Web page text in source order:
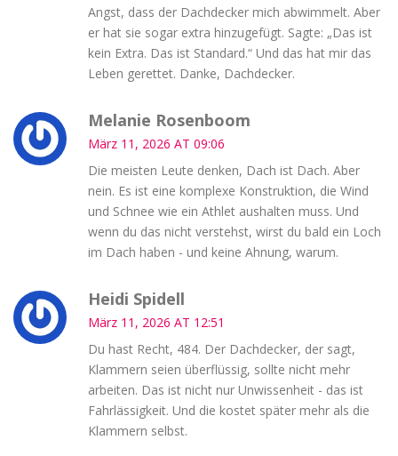
Angst, dass der Dachdecker mich abwimmelt. Aber
er hat sie sogar extra hinzugefügt. Sagte: „Das ist
kein Extra. Das ist Standard.“ Und das hat mir das
Leben gerettet. Danke, Dachdecker.
Melanie Rosenboom
März 11, 2026 AT 09:06
Die meisten Leute denken, Dach ist Dach. Aber
nein. Es ist eine komplexe Konstruktion, die Wind
und Schnee wie ein Athlet aushalten muss. Und
wenn du das nicht verstehst, wirst du bald ein Loch
im Dach haben - und keine Ahnung, warum.
Heidi Spidell
März 11, 2026 AT 12:51
Du hast Recht, 484. Der Dachdecker, der sagt,
Klammern seien überflüssig, sollte nicht mehr
arbeiten. Das ist nicht nur Unwissenheit - das ist
Fahrlässigkeit. Und die kostet später mehr als die
Klammern selbst.